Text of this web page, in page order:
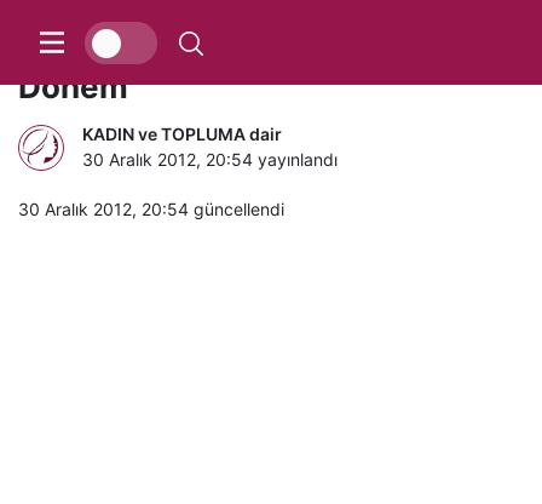
2013’de AKARYAKIT’da Yeni
Dönem
KADIN ve TOPLUMA dair
30 Aralık 2012, 20:54 yayınlandı
30 Aralık 2012, 20:54 güncellendi